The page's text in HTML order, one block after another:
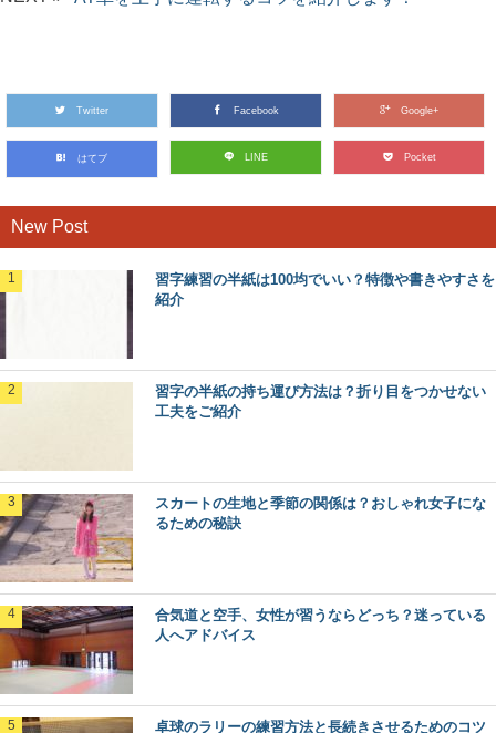
Twitter Facebook Google+
はてブ LINE Pocket
New Post
習字練習の半紙は100均でいい？特徴や書きやすさを
紹介
習字の半紙の持ち運び方法は？折り目をつかせない
工夫をご紹介
スカートの生地と季節の関係は？おしゃれ女子にな
るための秘訣
合気道と空手、女性が習うならどっち？迷っている
人へアドバイス
卓球のラリーの練習方法と長続きさせるためのコツ